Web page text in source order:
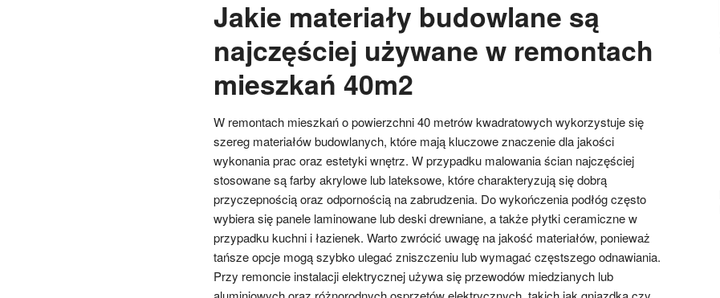
Jakie materiały budowlane są
najczęściej używane w remontach
mieszkań 40m2
W remontach mieszkań o powierzchni 40 metrów kwadratowych wykorzystuje się
szereg materiałów budowlanych, które mają kluczowe znaczenie dla jakości
wykonania prac oraz estetyki wnętrz. W przypadku malowania ścian najczęściej
stosowane są farby akrylowe lub lateksowe, które charakteryzują się dobrą
przyczepnością oraz odpornością na zabrudzenia. Do wykończenia podłóg często
wybiera się panele laminowane lub deski drewniane, a także płytki ceramiczne w
przypadku kuchni i łazienek. Warto zwrócić uwagę na jakość materiałów, ponieważ
tańsze opcje mogą szybko ulegać zniszczeniu lub wymagać częstszego odnawiania.
Przy remoncie instalacji elektrycznej używa się przewodów miedzianych lub